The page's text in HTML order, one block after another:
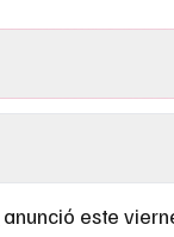
anunció este